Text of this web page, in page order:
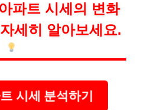
파트 시세의 변화
세히 알아보세요.
시세 분석하기